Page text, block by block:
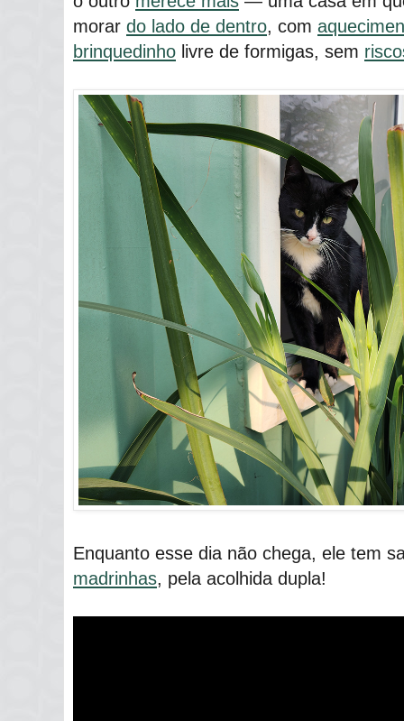
morar do lado de dentro, com
brinquedinho livre de formigas, sem
Enquanto esse dia não chega, ele tem
madrinhas, pela acolhida dupla!